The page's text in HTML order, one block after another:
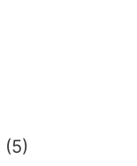
(5)